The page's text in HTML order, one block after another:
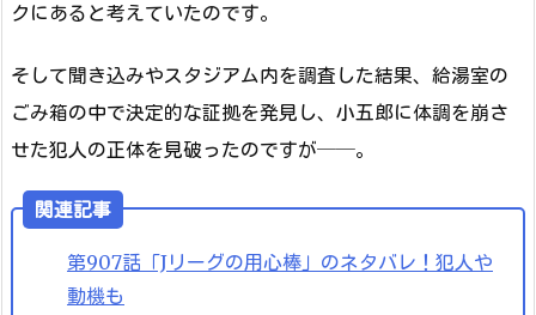
クにあると考えていたのです。
そして聞き込みやスタジアム内を調査した結果、給湯室の
ごみ箱の中で決定的な証拠を発見し、小五郎に体調を崩さ
せた犯人の正体を見破ったのですが──。
関連記事
第907話「Jリーグの用心棒」のネタバレ！犯人や
動機も